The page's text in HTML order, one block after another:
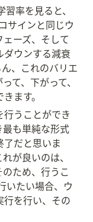
率を見ると、
サインと同じウ
ーズ、そして
ダウンする減衰
、これのバリエ
て、下がって、
ます。
うことができ
も単純な形式
だと思いま
が良いのは、
ため、行うこ
いたい場合、ウ
行を行い、その